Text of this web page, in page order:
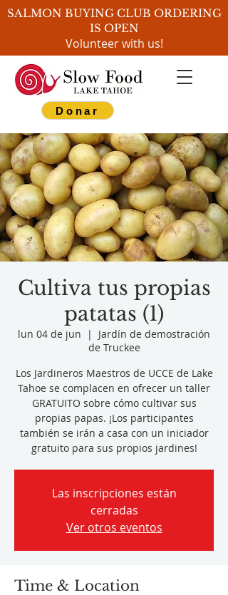
SALMON BUYING CLUB ORDERING
IS OPEN
Volunteer with us!
Donar
Cultiva tus propias
patatas (1)
lun 04 de jun
  |
Jardín de demostración
de Truckee
Los Jardineros Maestros de UCCE de Lake
Tahoe se complacen en ofrecer un taller
GRATUITO sobre cómo cultivar sus
propias papas. ¡Los participantes
también se irán a casa con un iniciador
gratuito para sus propios jardines!
Las inscripciones están
cerradas
Ver otros eventos
Time & Location